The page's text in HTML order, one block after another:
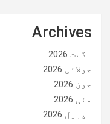
Archives
اگست 2026
جولائی 2026
جون 2026
مئی 2026
اپریل 2026